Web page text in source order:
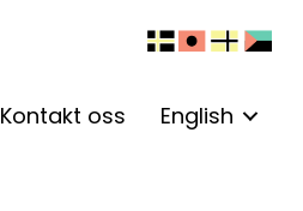
Kontakt oss English